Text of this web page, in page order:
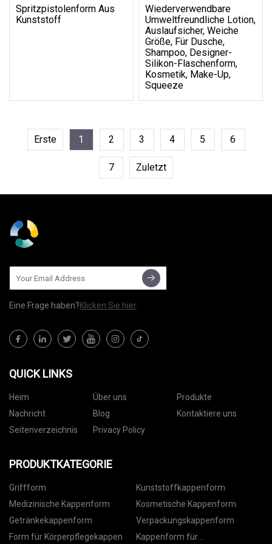
Spritzpistolenform Aus
Kunststoff
Wiederverwendbare
Umweltfreundliche Lotion,
Auslaufsicher, Weiche
Größe, Für Dusche,
Shampoo, Designer-
Silikon-Flaschenform,
Kosmetik, Make-Up,
Squeeze
Erste 1 2 3 4 5 6
7 Zuletzt
Eine Frage haben?Klicken Sie hier
QUICK LINKS
Heim Über uns
Produkte
Nachricht
Blog
Kontaktiere uns
Seitenverzeichnis
Privacy Policy
PRODUKTKATEGORIE
Griffform
Kunststoffkappenform
Medizinische Kappenform
Kosmetische Kappenform
Getränkekappenform
Verpackungskappenform
Form für Körperpflegekappen
Kappenform für